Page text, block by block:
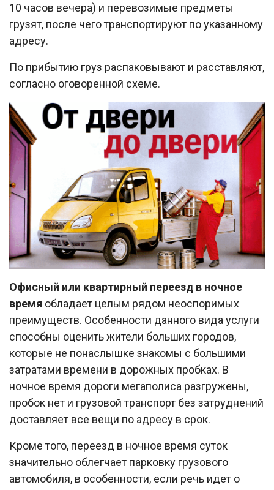
10 часов вечера) и перевозимые предметы
грузят, после чего транспортируют по указанному
адресу.
По прибытию груз распаковывают и расставляют,
согласно оговоренной схеме.
Офисный или квартирный переезд в ночное
время обладает целым рядом неоспоримых
преимуществ. Особенности данного вида услуги
способны оценить жители больших городов,
которые не понаслышке знакомы с большими
затратами времени в дорожных пробках. В
ночное время дороги мегаполиса разгружены,
пробок нет и грузовой транспорт без затруднений
доставляет все вещи по адресу в срок.
Кроме того, переезд в ночное время суток
значительно облегчает парковку грузового
автомобиля, в особенности, если речь идет о